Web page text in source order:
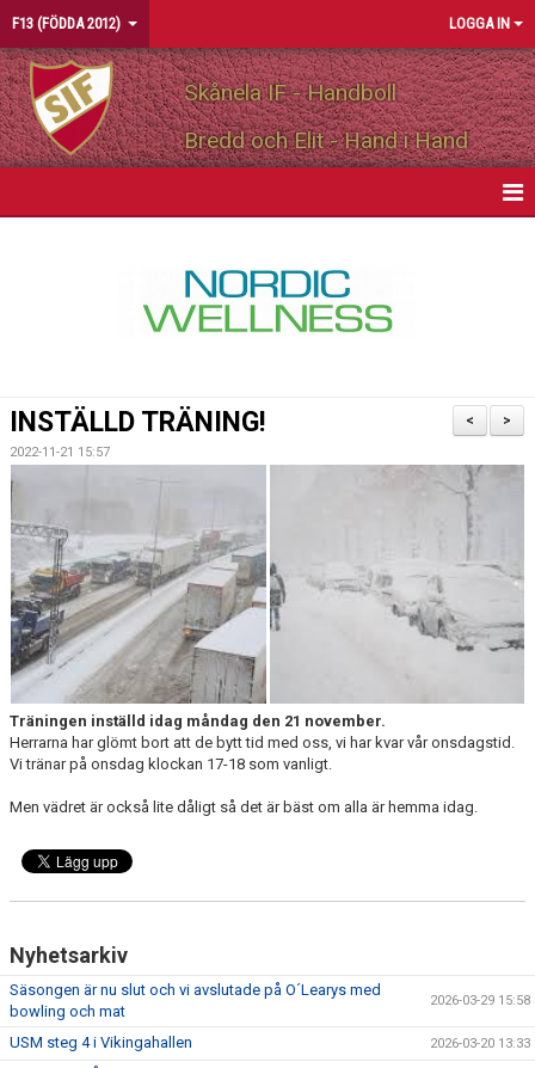
F13 (FÖDDA 2012) LOGGA IN
Skånela IF - Handboll
Bredd och Elit - Hand i Hand
TRUPPEN
DOKUMENT
KONTAKT
>
<
INSTÄLLD TRÄNING!
2022-11-21 15:57
Träningen inställd idag måndag den 21 november.
Herrarna har glömt bort att de bytt tid med oss, vi har kvar vår onsdagstid.
Vi tränar på onsdag klockan 17-18 som vanligt.
Men vädret är också lite dåligt så det är bäst om alla är hemma idag.
Nyhetsarkiv
Säsongen är nu slut och vi avslutade på O´Learys med
bowling och mat
2026-03-29 15:58
USM steg 4 i Vikingahallen 2026-03-20 13:33